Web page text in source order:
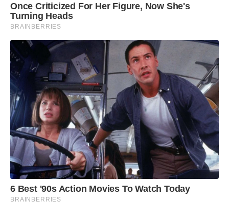
Once Criticized For Her Figure, Now She's
Turning Heads
BRAINBERRIES
6 Best '90s Action Movies To Watch Today
BRAINBERRIES